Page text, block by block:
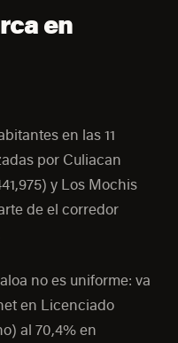
en
en las 11
por Culiacan
y Los Mochis
de el corredor
no es uniforme: va
en Licenciado
al 70,4% en